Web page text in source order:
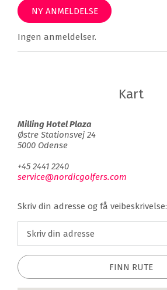
NY ANMELDELSE
Ingen anmeldelser.
Kart
Milling Hotel Plaza
Østre Stationsvej 24
5000 Odense
+45 2441 2240
service@nordicgolfers.com
Skriv din adresse og få veibeskrivelse:
FINN RUTE